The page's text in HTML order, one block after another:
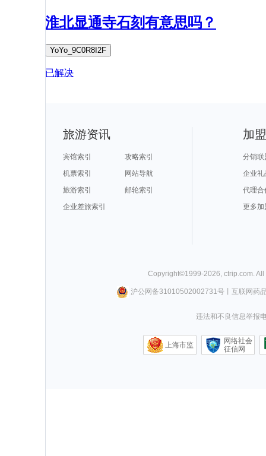
淮北显通寺石刻有意思吗？
YoYo_9C0R8I2F
已解决
旅游资讯
宾馆索引
攻略索引
机票索引
网站导航
旅游索引
邮轮索引
企业差旅索引
加
分销联
企业礼
代理合
更多加
Copyright©1999-2026 ctrip.com .
沪公网备31010502002731号丨 互联网药
违法和不良信息举报
上海市监
网络社会
征信网